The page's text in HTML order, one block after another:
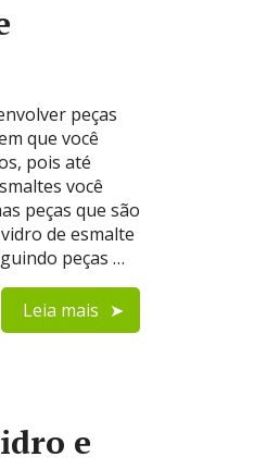
peças
que você
pois até
você
peças que são
de esmalte
peças …
Leia mais
e